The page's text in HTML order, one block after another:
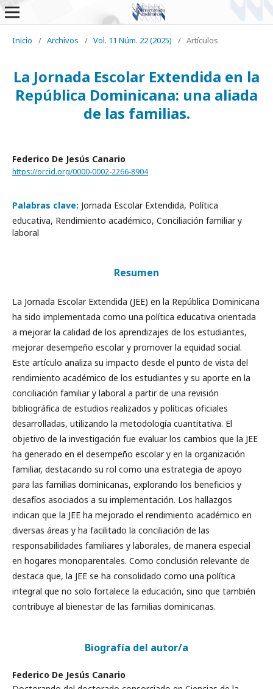
Inicio / Archivos / Vol. 11 Núm. 22 (2025) / Artículos
La Jornada Escolar Extendida en la
República Dominicana: una aliada
de las familias.
Federico De Jesús Canario
https://orcid.org/0000-0002-2266-8904
Palabras clave: Jornada Escolar Extendida, Política
educativa, Rendimiento académico, Conciliación familiar y
laboral
Resumen
La Jornada Escolar Extendida (JEE) en la República Dominicana
ha sido implementada como una política educativa orientada
a mejorar la calidad de los aprendizajes de los estudiantes,
mejorar desempeño escolar y promover la equidad social.
Este artículo analiza su impacto desde el punto de vista del
rendimiento académico de los estudiantes y su aporte en la
conciliación familiar y laboral a partir de una revisión
bibliográfica de estudios realizados y políticas oficiales
desarrolladas, utilizando la metodología cuantitativa. El
objetivo de la investigación fue evaluar los cambios que la JEE
ha generado en el desempeño escolar y en la organización
familiar, destacando su rol como una estrategia de apoyo
para las familias dominicanas, explorando los beneficios y
desafíos asociados a su implementación. Los hallazgos
indican que la JEE ha mejorado el rendimiento académico en
diversas áreas y ha facilitado la conciliación de las
responsabilidades familiares y laborales, de manera especial
en hogares monoparentales. Como conclusión relevante de
destaca que, la JEE se ha consolidado como una política
integral que no solo fortalece la educación, sino que también
contribuye al bienestar de las familias dominicanas.
Biografía del autor/a
Federico De Jesús Canario